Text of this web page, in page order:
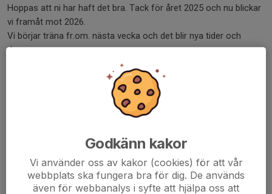
Hoppas att ni har haft det bra. Tack för året 2025 och nu blickar
vi framåt mot 2026.
Vi börjar träna fr.om. nästa vecka och det blir nya tider och
dagar.
Händelse i laget
30 nov 2025
0 kommentarer
Hej alla spelare och föräldrar i laget.
Godkänn kakor
Vi använder oss av kakor (cookies) för att vår
webbplats ska fungera bra för dig. De används
även för webbanalys i syfte att hjälpa oss att